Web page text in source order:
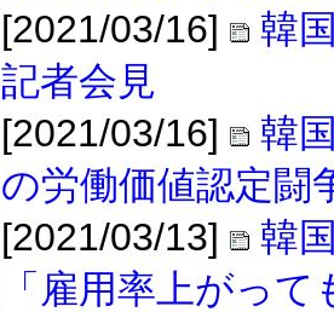
[2021/03/16]
韓
記者会見
[2021/03/16]
韓
の労働価値認定闘
[2021/03/13]
韓
「雇用率上がっ